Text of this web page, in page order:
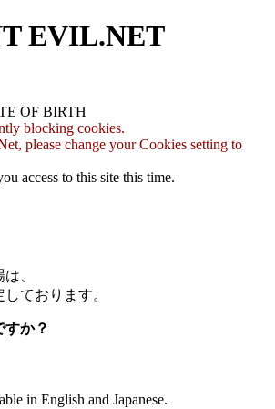
EVIL.NET
OF BIRTH
blocking cookies.
please change your Cookies setting to
access to this site this time.
、
ております。
すか？
in English and Japanese.